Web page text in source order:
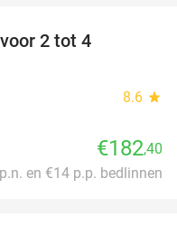
2 tot 4
8.6 star
€182,40
en €14 p.p. bedlinnen